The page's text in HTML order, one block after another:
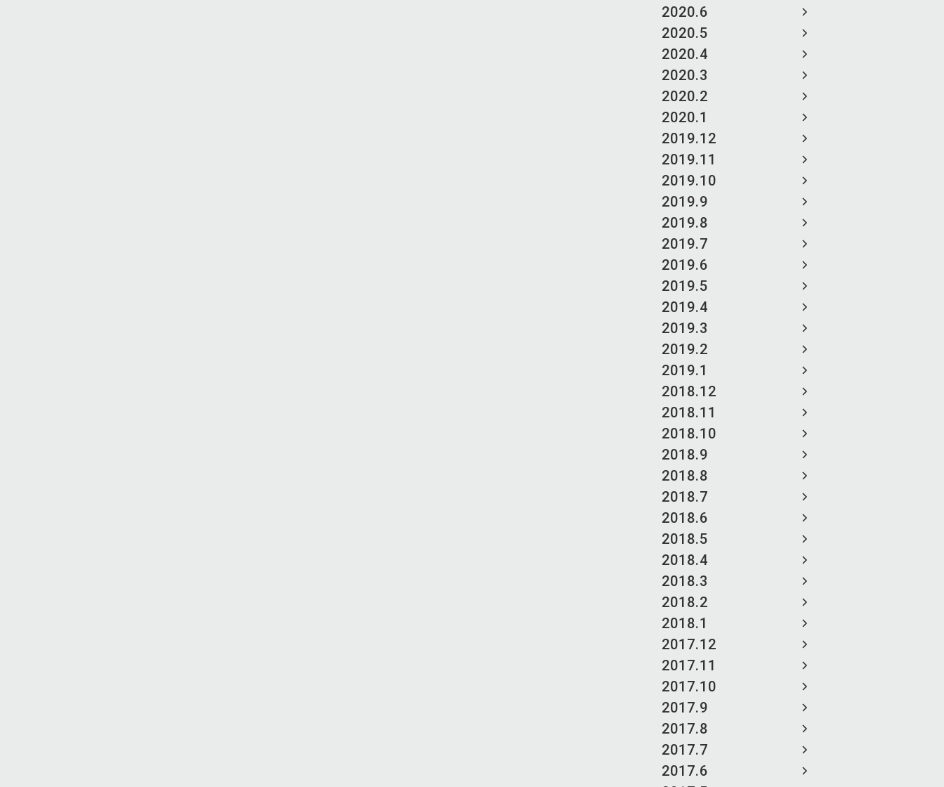
2020.6
2020.5
2020.4
2020.3
2020.2
2020.1
2019.12
2019.11
2019.10
2019.9
2019.8
2019.7
2019.6
2019.5
2019.4
2019.3
2019.2
2019.1
2018.12
2018.11
2018.10
2018.9
2018.8
2018.7
2018.6
2018.5
2018.4
2018.3
2018.2
2018.1
2017.12
2017.11
2017.10
2017.9
2017.8
2017.7
2017.6